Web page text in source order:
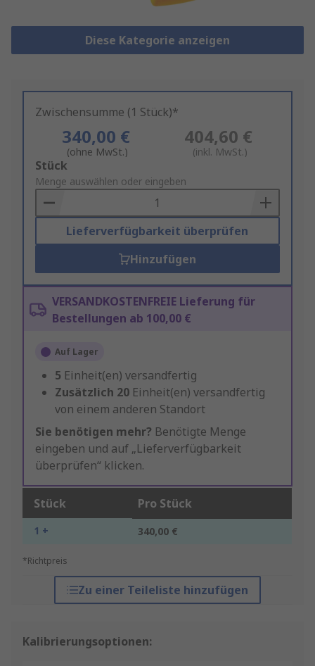
Diese Kategorie anzeigen
Zwischensumme (1 Stück)*
340,00 €
(ohne MwSt.)
404,60 €
(inkl. MwSt.)
Add
to
Basket
Stück
Menge auswählen oder eingeben
Lieferverfügbarkeit überprüfen
Hinzufügen
VERSANDKOSTENFREIE Lieferung für
Bestellungen ab 100,00 €
Auf Lager
5 Einheit(en) versandfertig
Zusätzlich 20 Einheit(en) versandfertig
von einem anderen Standort
Sie benötigen mehr? Benötigte Menge
eingeben und auf „Lieferverfügbarkeit
überprüfen“ klicken.
Stück Pro Stück
1 + 340,00 €
*Richtpreis
Zu einer Teileliste hinzufügen
Kalibrierungsoptionen: